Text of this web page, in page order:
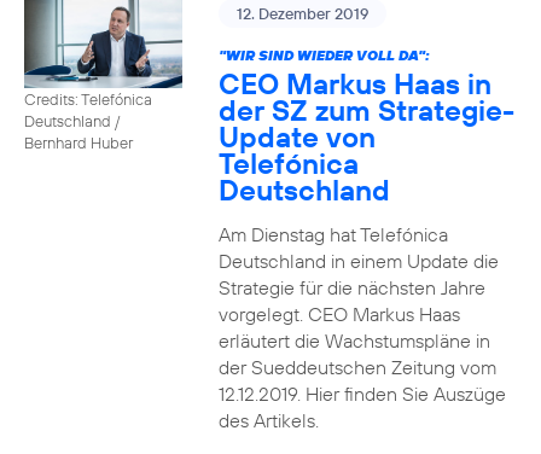
Credits: Telefónica
Deutschland /
Bernhard Huber
12. Dezember 2019
"WIR SIND WIEDER VOLL DA":
CEO Markus Haas in
der SZ zum Strategie-
Update von
Telefónica
Deutschland
Am Dienstag hat Telefónica
Deutschland in einem Update die
Strategie für die nächsten Jahre
vorgelegt. CEO Markus Haas
erläutert die Wachstumspläne in
der Sueddeutschen Zeitung vom
12.12.2019. Hier finden Sie Auszüge
des Artikels.